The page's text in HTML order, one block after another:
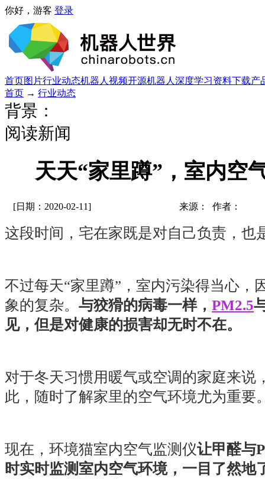
你好，游客 登录
首页图片行业动态机器人视频开源机器人 深度学习资料下载产
首页 → 行业动态
背景：
阅读新闻
天天“家里蹲”，室内空
[日期：2020-02-11] 来源： 作者：
这段时间，宅在家既是对自己负责，也
不过每天“家里蹲”，室内污染得当心，
象的复杂。 与狡猾的病毒一样， PM2.5
见，但是对健康的损害却无时不在。
对于冬天习惯用暖气或空调的家庭来说
此，随时了解家里的空气环境尤为重要
现在， 环境猫室内空气监测仪让甲醛与
时实时监测室内空气环境，一目了然地